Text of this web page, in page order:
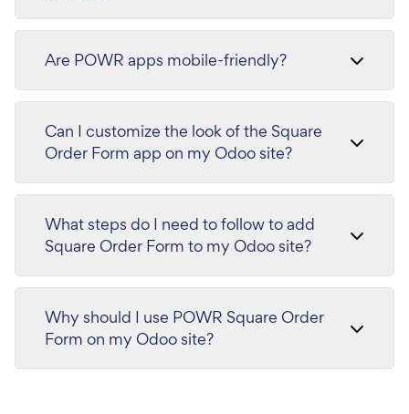
Are POWR apps mobile-friendly?
Can I customize the look of the Square
Order Form app on my Odoo site?
What steps do I need to follow to add
Square Order Form to my Odoo site?
Why should I use POWR Square Order
Form on my Odoo site?